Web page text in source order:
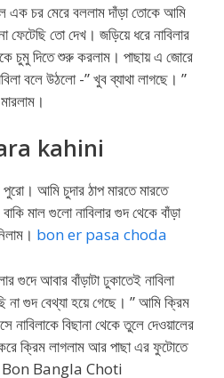
এক চর মেরে বললাম দাঁড়া তোকে আমি
তো দেখ। জড়িয়ে ধরে নাবিলার
চুমু দিতে শুরু করলাম। পাছায় এ জোরে
বলে উঠলো -” খুব ব্যাথা লাগছে। ”
kahini
পুরো। আমি চুদার ঠাপ মারতে মারতে
মাল গুলো নাবিলার গুদ থেকে বাঁড়া
bon er pasa choda
গুদে আবার বাঁড়াটা ঢুকাতেই নাবিলা
গুদ বেথ্যা হয়ে গেছে। ” আমি ক্রিম
বিছানা থেকে তুলে দেওয়ালের
ক্রিম লাগলাম আর পাছা এর ফুটোতে
Bon Bangla Choti